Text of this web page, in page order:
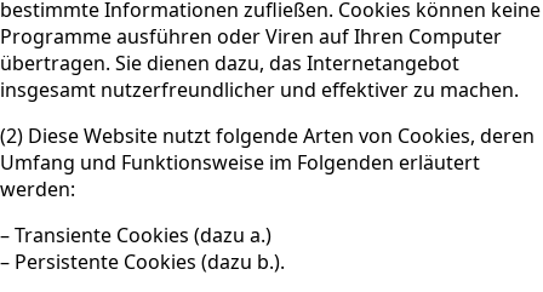
bestimmte Informationen zufließen. Cookies können keine
Programme ausführen oder Viren auf Ihren Computer
übertragen. Sie dienen dazu, das Internetangebot
insgesamt nutzerfreundlicher und effektiver zu machen.
(2) Diese Website nutzt folgende Arten von Cookies, deren
Umfang und Funktionsweise im Folgenden erläutert
werden:
– Transiente Cookies (dazu a.)
– Persistente Cookies (dazu b.).